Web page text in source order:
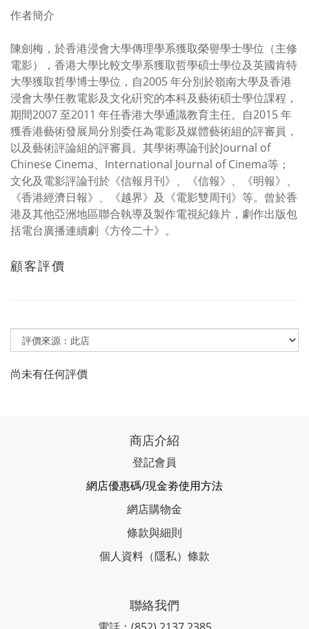
作者簡介
陳劍梅，於香港浸會大學傳理學系獲取榮譽學士學位（主修
電影），香港大學比較文學系獲取哲學碩士學位及英國肯特
大學獲取哲學博士學位，自2005 年分別於嶺南大學及香港
浸會大學任教電影及文化硏究的本科及藝術碩士學位課程，
期間2007 至2011 年任香港大學通識教育主任。自2015 年
獲香港藝術發展局分別委任為電影及媒體藝術組的評審員，
以及藝術評論組的評審員。其學術專論刊於Journal of
Chinese Cinema、International Journal of Cinema等；
文化及電影評論刊於《信報月刊》、《信報》、《明報》、
《香港經濟日報》、《越界》及《電影雙周刊》等。曾於香
港及其他亞洲地區聯合執導及製作電視紀錄片，劇作出版包
括電台廣播連續劇《方伶二十》。
顧客評價
尚未有任何評價
商店介紹
登記會員
網店優惠碼/現金劵使用方法
網店購物金
條款與細則
個人資料（隱私）條款
聯絡我們